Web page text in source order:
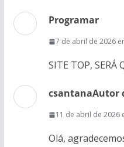
Programar
7 de abril de 2026
SITE TOP, SERÁ
csantanaAutor
11 de abril de 2026
Olá,